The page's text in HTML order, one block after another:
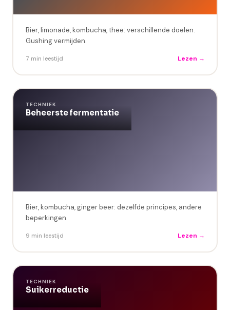
Bier, limonade, kombucha, thee: verschillende doelen.
Gushing vermijden.
7 min leestijd Lezen →
TECHNIEK
Beheerste fermentatie
Bier, kombucha, ginger beer: dezelfde principes, andere
beperkingen.
9 min leestijd Lezen →
TECHNIEK
Suikerreductie